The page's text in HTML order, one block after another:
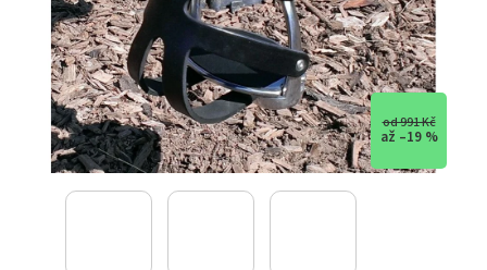
od 991 Kč
až –19 %